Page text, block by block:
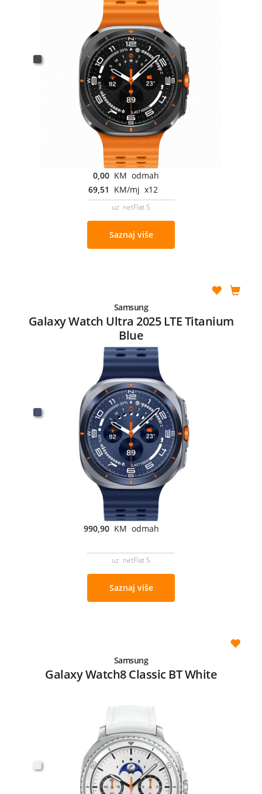
0,00 KM odmah
69,51 KM/mj x12
uz netFlat S
Saznaj više
Samsung
Galaxy Watch Ultra 2025 LTE Titanium
Blue
990,90 KM odmah
uz netFlat S
Saznaj više
Samsung
Galaxy Watch8 Classic BT White